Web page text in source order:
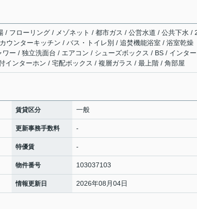
/ フローリング / メゾネット / 都市ガス / 公営水道 / 公共下水 /
ウンターキッチン / バス・トイレ別 / 追焚機能浴室 / 浴室乾燥
ー / 独立洗面台 / エアコン / シューズボックス / BS / インタ
インターホン / 宅配ボックス / 複層ガラス / 最上階 / 角部屋
賃貸区分 一般
更新事務手数料 -
特優賃 -
物件番号 103037103
情報更新日 2026年08月04日